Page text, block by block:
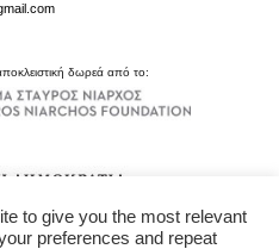
δωρεά από το:
to give you the most relevant
preferences and repeat